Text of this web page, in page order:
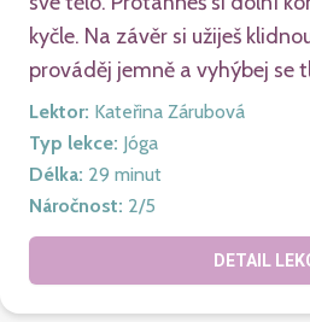
kyčle. Na závěr si užiješ
prováděj jemně a vyhýbej se
Lektor: Kateřina Zárubová
Typ lekce: Jóga
Délka: 29 minut
Náročnost: 2/5
DETAIL